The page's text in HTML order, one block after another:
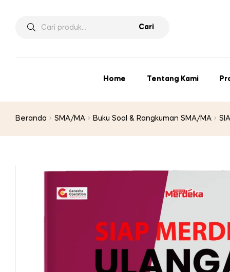
Pencarian
Cari
Home Tentang Kami
Beranda SMA/MA Buku Soal & Rangkuman SMA/MA